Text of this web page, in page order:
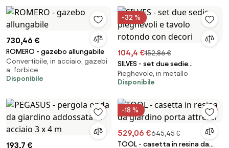
730,46 €
ROMERO - gazebo allungabile
Convertibile, in acciaio, gazebi
a forbice
Disponibile
-32 %
104,4 €152,86 €
SILVES - set due sedie
pieghevoli e tavolo rotondo
con decori
Pieghevole, in metallo
Disponibile
193,7 €
-18 %
529,06 €645,45 €
TOOL - casetta in resina da